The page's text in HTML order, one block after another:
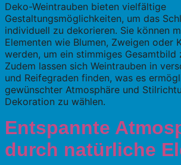
Deko-Weintrauben bieten vielfältige
Gestaltungsmöglichkeiten, um das
individuell zu dekorieren. Sie können
Elementen wie Blumen, Zweigen oder
werden, um ein stimmiges Gesamtbild
Zudem lassen sich Weintrauben in
und Reifegraden finden, was es
gewünschter Atmosphäre und
Dekoration zu wählen.
Entspannte
durch natürliche